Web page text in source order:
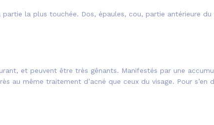
la plus touchée. Dos, épaules, cou, partie antérieure
et peuvent être très gênants. Manifestés par une
au même traitement d’acné que ceux du visage. Pour s’en